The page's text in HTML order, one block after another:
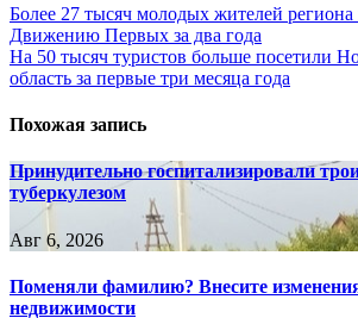
Навигация
по
записям
Более 27 тысяч молодых жителей
Движению Первых за два года
На 50 тысяч туристов больше посетили
область за первые три месяца года
Похожая запись
Принудительно госпитализировали
туберкулезом
Авг 6, 2026
Поменяли фамилию? Внесите
недвижимости